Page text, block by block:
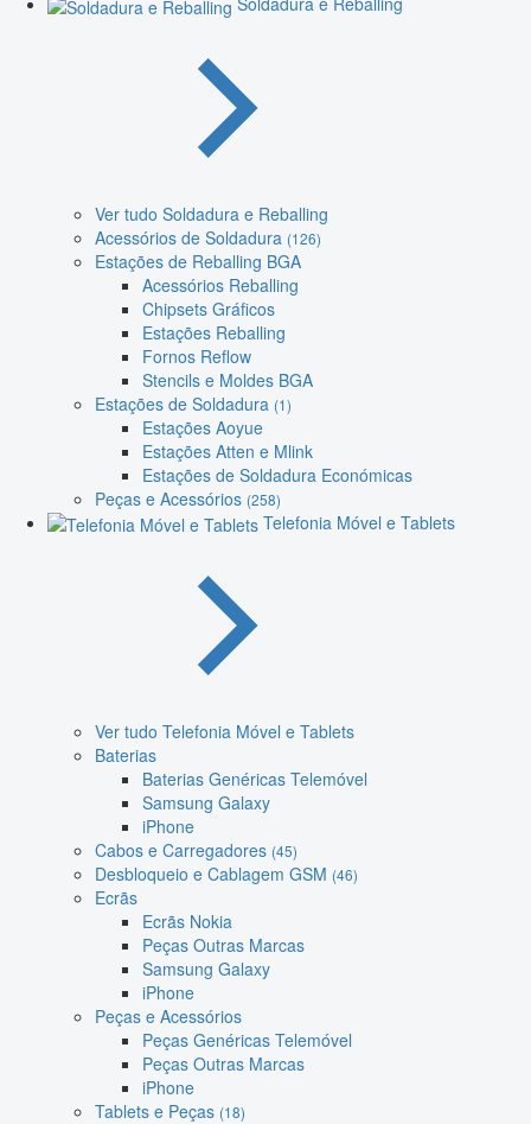
Ver tudo Soldadura e Reballing
Acessórios de Soldadura (126)
Estações de Reballing BGA
Acessórios Reballing
Chipsets Gráficos
Estações Reballing
Fornos Reflow
Stencils e Moldes BGA
Estações de Soldadura (1)
Estações Aoyue
Estações Atten e Mlink
Estações de Soldadura Económicas
Peças e Acessórios (258)
Telefonia Móvel e Tablets
Ver tudo Telefonia Móvel e Tablets
Baterias
Baterias Genéricas Telemóvel
Samsung Galaxy
iPhone
Cabos e Carregadores (45)
Desbloqueio e Cablagem GSM (46)
Ecrãs
Ecrãs Nokia
Peças Outras Marcas
Samsung Galaxy
iPhone
Peças e Acessórios
Peças Genéricas Telemóvel
Peças Outras Marcas
iPhone
Tablets e Peças (18)